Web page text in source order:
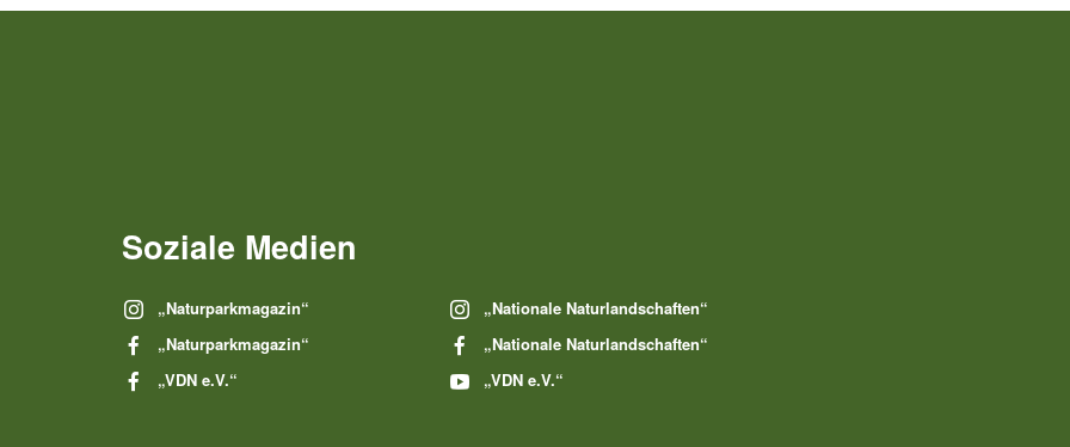
Soziale Medien
„Naturparkmagazin“
„Nationale Naturlandschaften“
„Naturparkmagazin“
„Nationale Naturlandschaften“
„VDN e.V.“
„VDN e.V.“